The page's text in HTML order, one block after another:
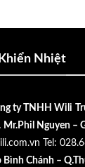
Nhiệt
ty TNHH Wili
Mr.Phil Nguyen –
Tel:
Bình Chánh –